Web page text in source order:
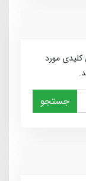
مورد
جستجو